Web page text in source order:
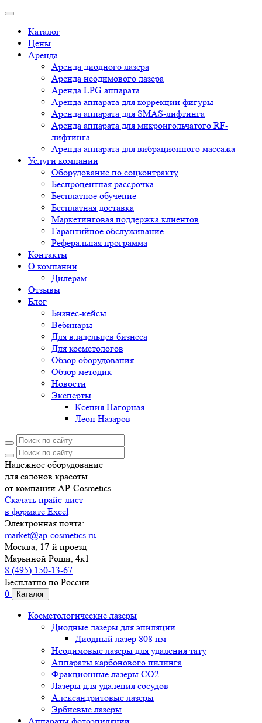
Каталог
Цены
Аренда
Аренда диодного лазера
Аренда неодимового лазера
Аренда LPG аппарата
Аренда аппарата для коррекции фигуры
Аренда аппарата для SMAS-лифтинга
Аренда аппарата для микроигольчатого RF-
лифтинга
Аренда аппарата для вибрационного массажа
Услуги компании
Оборудование по соцконтракту
Беспроцентная рассрочка
Бесплатное обучение
Бесплатная доставка
Маркетинговая поддержка клиентов
Гарантийное обслуживание
Реферальная программа
Контакты
О компании
Дилерам
Отзывы
Блог
Бизнес-кейсы
Вебинары
Для владельцев бизнеса
Для косметологов
Обзор оборудования
Обзор методик
Новости
Эксперты
Ксения Нагорная
Леон Назаров
Надежное оборудование
для салонов красоты
от компании AP-Cosmetics
Скачать прайс-лист
в формате Excel
Электронная почта:
market@ap-cosmetics.ru
Москва, 17-й проезд
Марьиной Рощи, 4к1
8 (495) 150-13-67
Бесплатно по России
0
Каталог
Косметологические лазеры
Диодные лазеры для эпиляции
Диодный лазер 808 нм
Неодимовые лазеры для удаления тату
Аппараты карбонового пилинга
Фракционные лазеры CO2
Лазеры для удаления сосудов
Александритовые лазеры
Эрбиевые лазеры